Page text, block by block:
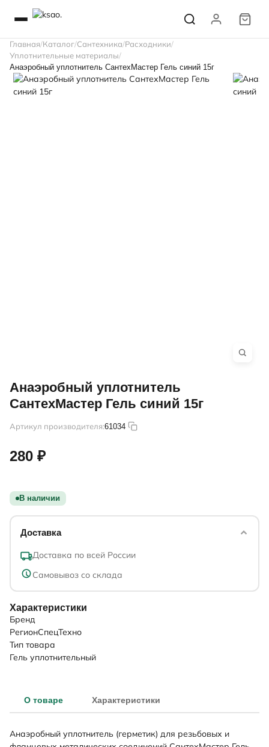
Главная Каталог Сантехника Расходники
Уплотнительные материалы
Анаэробный уплотнитель СантехМастер Гель синий 15г
Анаэробный уплотнитель
СантехМастер Гель синий 15г
Артикул производителя:61034
280 ₽
В наличии
Доставка
Доставка по всей России
Самовывоз со склада
Характеристики
Бренд
РегионСпецТехно
Тип товара
Гель уплотнительный
О товаре Характеристики
Анаэробный уплотнитель (герметик) для резьбовых и